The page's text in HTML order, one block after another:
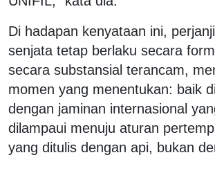
Di hadapan kenyataan ini,
senjata tetap berlaku secara
secara substansial terancam,
momen yang menentukan: baik
dengan jaminan internasional
dilampaui menuju aturan
yang ditulis dengan api, bukan